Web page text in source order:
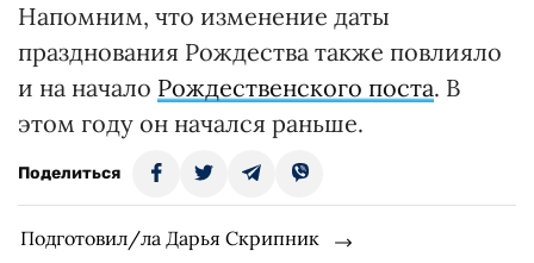
Напомним, что изменение даты
празднования Рождества также повлияло
и на начало Рождественского поста. В
этом году он начался раньше.
Поделиться
Подготовил/ла Дарья Скрипник